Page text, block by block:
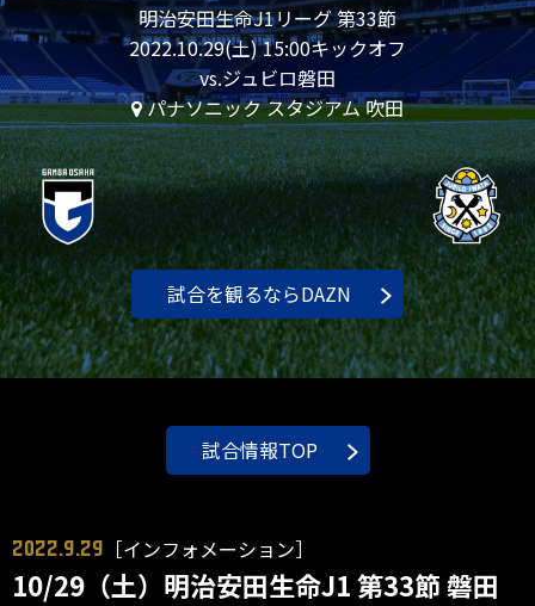
明治安田生命J1リーグ 第33節
2022.10.29(土) 15:00キックオフ
vs.ジュビロ磐田
パナソニック スタジアム 吹田
試合を観るならDAZN
試合情報TOP
2022.9.29 ［インフォメーション］
10/29（土）明治安田生命J1 第33節 磐田